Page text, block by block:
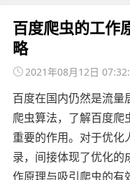
百度爬虫的工作
略
2021年08月12日
百度在国内仍然是流量
爬虫算法，了解百度爬
重要的作用。对于优化
录，间接体现了优化的
作原理与吸引爬虫的有